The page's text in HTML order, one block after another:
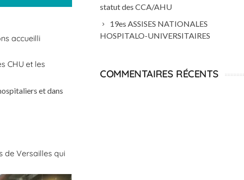
accueilli
CHU et les
et dans
de Versailles qui
statut des CCA/AHU
19es ASSISES NATIONALES
HOSPITALO-UNIVERSITAIRES
COMMENTAIRES RÉCENTS